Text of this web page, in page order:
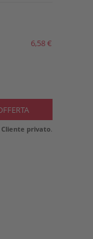
6,58 €
Cliente privato.